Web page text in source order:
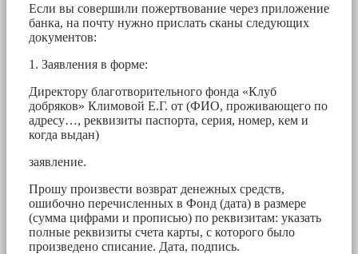
Если вы совершили пожертвование через приложение
банка, на почту нужно прислать сканы следующих
документов:
1. Заявления в форме:
Директору благотворительного фонда «Клуб
добряков» Климовой Е.Г. от (ФИО, проживающего по
адресу…, реквизиты паспорта, серия, номер, кем и
когда выдан)
заявление.
Прошу произвести возврат денежных средств,
ошибочно перечисленных в Фонд (дата) в размере
(сумма цифрами и прописью) по реквизитам: указать
полные реквизиты счета карты, с которого было
произведено списание. Дата, подпись.